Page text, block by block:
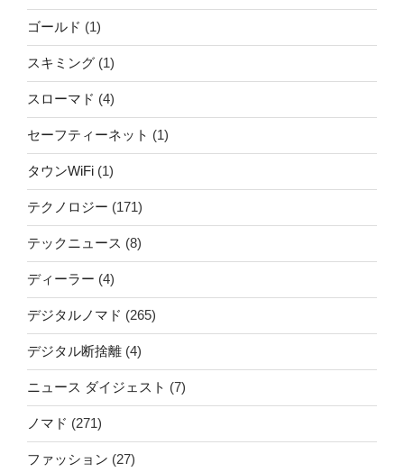
ゴールド (1)
スキミング (1)
スローマド (4)
セーフティーネット (1)
タウンWiFi (1)
テクノロジー (171)
テックニュース (8)
ディーラー (4)
デジタルノマド (265)
デジタル断捨離 (4)
ニュース ダイジェスト (7)
ノマド (271)
ファッション (27)